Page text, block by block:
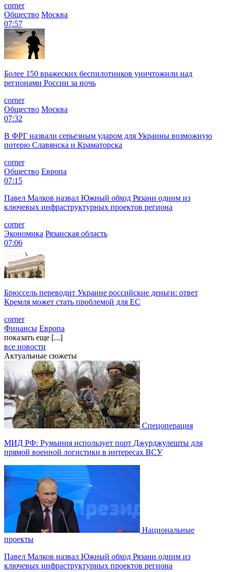
corner
Общество Москва
07:57
Более 150 вражеских беспилотников уничтожили над
регионами России за ночь
corner
Общество Москва
07:32
В ФРГ назвали серьезным ударом для Украины возможную
потерю Славянска и Краматорска
corner
Общество Европа
07:15
Павел Малков назвал Южный обход Рязани одним из
ключевых инфраструктурных проектов региона
corner
Экономика Рязанская область
07:06
Брюссель переводит Украине российские деньги: ответ
Кремля может стать проблемой для EC
corner
Финансы Европа
показать еще [...]
все новости
Актуальные сюжеты
Спецоперация
МИД РФ: Румыния использует порт Джурджулешты для
прямой военной логистики в интересах ВСУ
Национальные
проекты
Павел Малков назвал Южный обход Рязани одним из
ключевых инфраструктурных проектов региона